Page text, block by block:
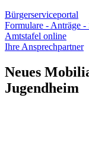
Bürgerserviceportal
Formulare - Anträge -
Amtstafel online
Ihre Ansprechpartner
Neues
Jugendheim